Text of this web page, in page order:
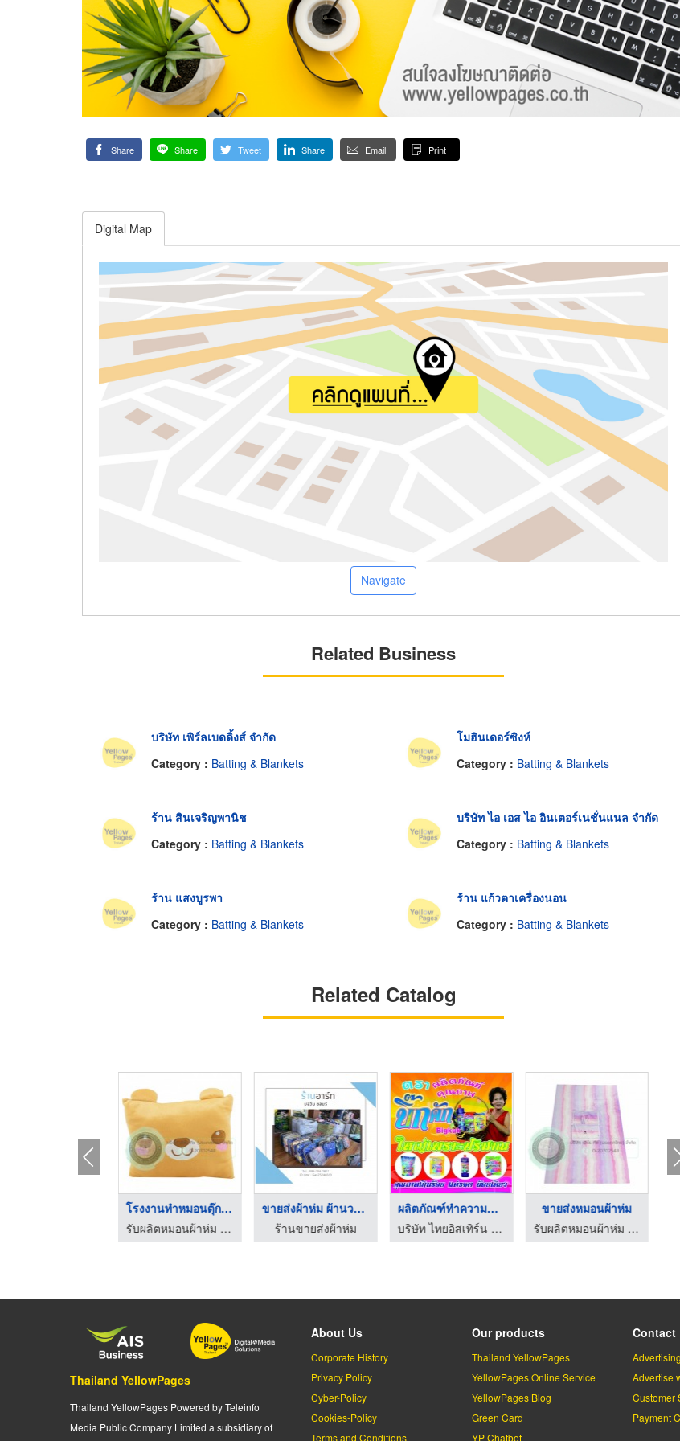
Share Share Tweet Share Email Print
Digital Map
Navigate
Related Business
บริษัท เพิร์ลเบดดิ้งส์ จำกัด
Category : Batting & Blankets
โมฮินเดอร์ซิงห์
Category : Batting & Blankets
ร้าน สินเจริญพานิช
Category : Batting & Blankets
บริษัท ไอ เอส ไอ อินเตอร์เนชั่นแนล จำกัด
Category : Batting & Blankets
ร้าน แสงบูรพา
Category : Batting & Blankets
ร้าน แก้วตาเครื่องนอน
Category : Batting & Blankets
Related Catalog
โรงงานทำหมอนตุ๊กตา
รับผลิตหมอนผ้าห่ม สินค้าพรีเมี่ยม
ขายส่งผ้าห่ม ผ้านวม ...
ร้านขายส่งผ้าห่ม
ผลิตภัณฑ์ทำความสะอาด
บริษัท ไทยอิสเทิร์น โฮมโปรดักส์ จำกัด
ขายส่งหมอนผ้าห่ม
รับผลิตหมอนผ้าห่ม สินค้าพรีเมี่ยม
Thailand YellowPages
Thailand YellowPages Powered by Teleinfo
Media Public Company Limited a subsidiary of
About Us
Corporate History
Privacy Policy
Cyber-Policy
Cookies-Policy
Terms and Conditions
Our products
Thailand YellowPages
YellowPages Online Service
YellowPages Blog
Green Card
YP Chatbot
Contact
Advertise
Customer
Payment